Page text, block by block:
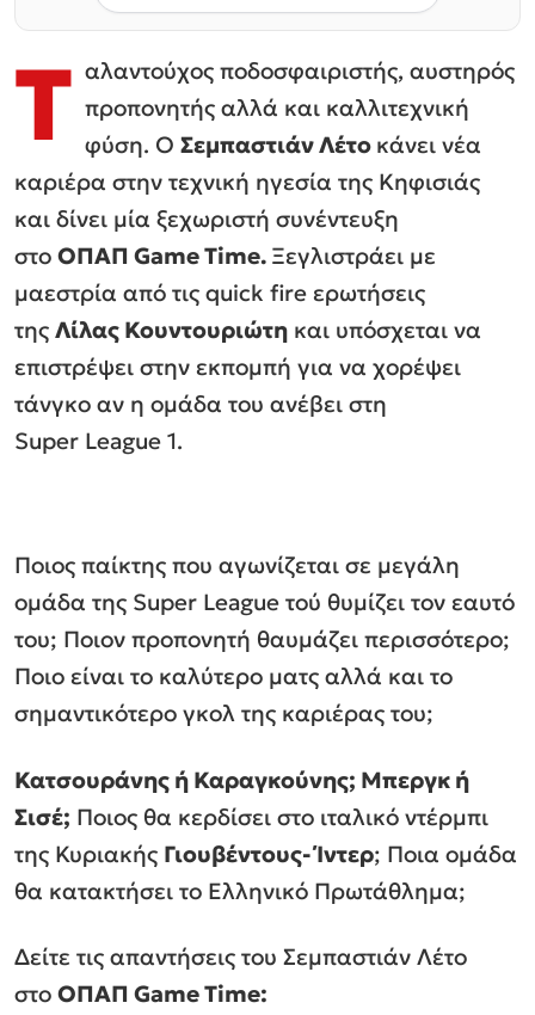
Τ αλαντούχος ποδοσφαιριστής, αυστηρός
προπονητής αλλά και καλλιτεχνική
φύση. Ο Σεμπαστιάν Λέτο κάνει νέα
καριέρα στην τεχνική ηγεσία της Κηφισιάς
και δίνει μία ξεχωριστή συνέντευξη
στο ΟΠΑΠ GameTime. Ξεγλιστράει με
μαεστρία από τις quick fire ερωτήσεις
της Λίλας Κουντουριώτη και υπόσχεται να
επιστρέψει στην εκπομπή για να χορέψει
τάνγκο αν η ομάδα του ανέβει στη
Super League 1.
Ποιος παίκτης που αγωνίζεται σε μεγάλη
ομάδα της Super League τού θυμίζει τον εαυτό
του; Ποιον προπονητή θαυμάζει περισσότερο;
Ποιο είναι το καλύτερο ματς αλλά και το
σημαντικότερο γκολ της καριέρας του;
Κατσουράνης ή Καραγκούνης; Μπεργκ ή
Σισέ; Ποιος θα κερδίσει στο ιταλικό ντέρμπι
της Κυριακής Γιουβέντους- Ίντερ; Ποια ομάδα
θα κατακτήσει το Ελληνικό Πρωτάθλημα;
Δείτε τις απαντήσεις του Σεμπαστιάν Λέτο
στο ΟΠΑΠ GameTime: